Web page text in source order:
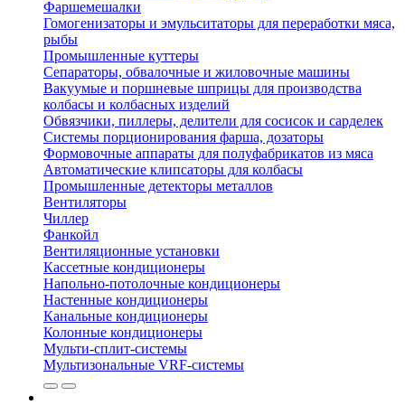
Фаршемешалки
Гомогенизаторы и эмульситаторы для переработки мяса,
рыбы
Промышленные куттеры
Сепараторы, обвалочные и жиловочные машины
Вакуумые и поршневые шприцы для производства
колбасы и колбасных изделий
Обвязчики, пиллеры, делители для сосисок и сарделек
Системы порционирования фарша, дозаторы
Формовочные аппараты для полуфабрикатов из мяса
Автоматические клипсаторы для колбасы
Промышленные детекторы металлов
Вентиляторы
Чиллер
Фанкойл
Вентиляционные установки
Кассетные кондиционеры
Напольно-потолочные кондиционеры
Настенные кондиционеры
Канальные кондиционеры
Колонные кондиционеры
Мульти-сплит-системы
Мультизональные VRF-системы